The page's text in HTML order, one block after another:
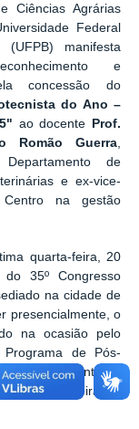
de imagens
Ciências Agrárias
Federal
manifesta
e
concessão do
do Ano –
ao docente
Prof.
Romão Guerra
de
e ex-vice-
na gestão
quarta-feira, 20
35º Congresso
na cidade de
presencialmente, o
na ocasião pelo
de Pós-
seu coorientador
Brasileira de